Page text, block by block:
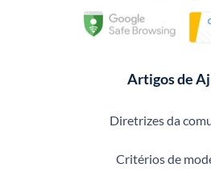
Artigos de
Diretrizes da
Critérios de